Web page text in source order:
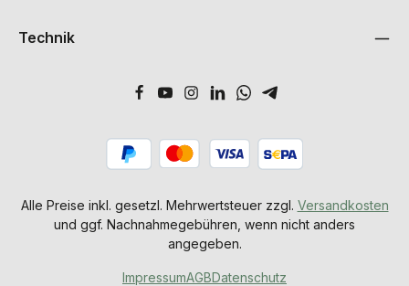
Technik
Alle Preise inkl. gesetzl. Mehrwertsteuer zzgl. Versandkosten
und ggf. Nachnahmegebühren, wenn nicht anders
angegeben.
ImpressumAGBDatenschutz